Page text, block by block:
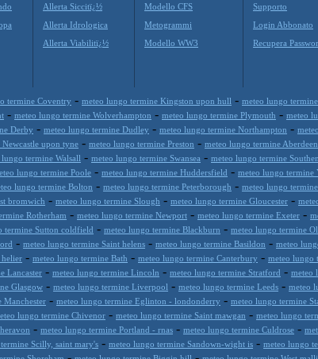
Allerta Siccitï¿½
Allerta Idrologica
Allerta Viabilitï¿½
Modello CFS
Metogrammi
Modello WW3
Supporto
Login Abbonato
Recupera
termine Coventry - meteo lungo termine Kingston upon hull - meteo lungo
- meteo lungo termine Wolverhampton - meteo lungo termine Plymouth - meteo
Derby - meteo lungo termine Dudley - meteo lungo termine Northampton -
upon tyne - meteo lungo termine Preston - meteo lungo termine Aberdeen
lungo termine Walsall - meteo lungo termine Swansea - meteo lungo termine
lungo termine Poole - meteo lungo termine Huddersfield - meteo lungo termine
lungo termine Bolton - meteo lungo termine Peterborough - meteo lungo
bromwich - meteo lungo termine Slough - meteo lungo termine Gloucester -
Rotherham - meteo lungo termine Newport - meteo lungo termine Exeter -
termine Sutton coldfield - meteo lungo termine Blackburn - meteo lungo termine
- meteo lungo termine Saint helens - meteo lungo termine Basildon - meteo
helier - meteo lungo termine Bath - meteo lungo termine Canterbury - meteo lungo
Lancaster - meteo lungo termine Lincoln - meteo lungo termine Stratford - meteo
Glasgow - meteo lungo termine Liverpool - meteo lungo termine Leeds - meteo
Manchester - meteo lungo termine Eglinton - londonderry - meteo lungo termine
lungo termine Chivenor - meteo lungo termine Saint mawgan - meteo lungo
- meteo lungo termine Portland - rnas - meteo lungo termine Culdrose -
Scilly, saint mary's - meteo lungo termine Sandown-wight is - meteo lungo